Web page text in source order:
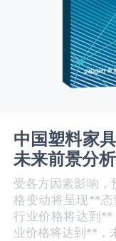
中国塑料家
未来前景分
受各方因素影响，
格变动将呈现**
行业价格将达到
业价格将达到**，